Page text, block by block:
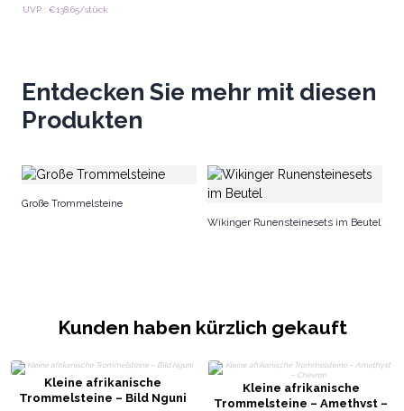
UVP : €138.65/stück
Entdecken Sie mehr mit diesen
Produkten
Große Trommelsteine
Wikinger Runensteinesets im Beutel
Kunden haben kürzlich gekauft
Kleine afrikanische
Trommelsteine – Bild Nguni
Kleine afrikanische
Trommelsteine – Amethyst –